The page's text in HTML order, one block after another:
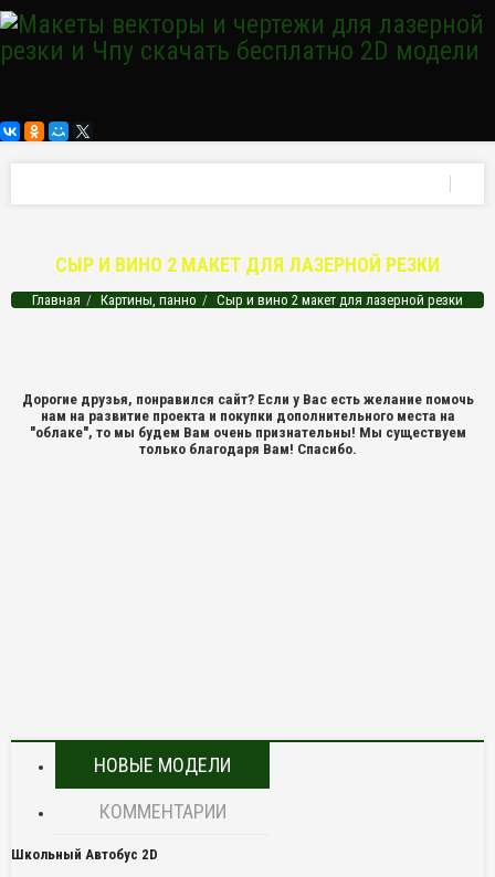
СЫР И ВИНО 2 МАКЕТ ДЛЯ ЛАЗЕРНОЙ РЕЗКИ
Главная Картины, панно Сыр и вино 2 макет для лазерной резки
Дорогие друзья, понравился сайт? Если у Вас есть желание помочь
нам на развитие проекта и покупки дополнительного места на
"облаке", то мы будем Вам очень признательны! Мы существуем
только благодаря Вам! Спасибо.
НОВЫЕ МОДЕЛИ
КОММЕНТАРИИ
Школьный Автобус 2D